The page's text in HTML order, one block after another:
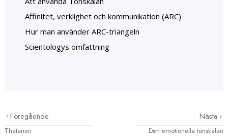
Affinitet, verklighet och kommunikation (ARC)
Hur man använder ARC-triangeln
Scientologys omfattning
Föregående
Thetanen
Nästa
Den emotionella tonskalan